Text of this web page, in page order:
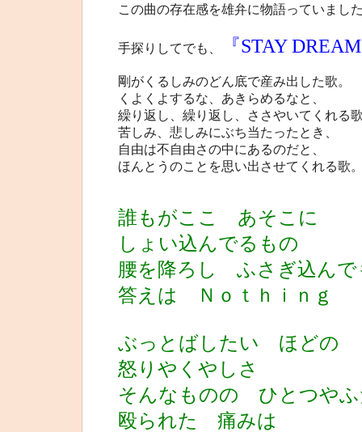
この曲の存在感を雄弁に物語っていまし
手探りしてでも、 『STAY
剛がくるしみのどん底で産み出した歌。
くよくよするな、あきらめるなと、
繰り返し、繰り返し、ささやいてくれる
苦しみ、悲しみにぶち当たったとき、
自由は不自由さの中にあるのだと、
ほんとうのことを思い出させてくれる歌
誰もがここ あそこに
しょい込んでるもの
腰を降ろし ふさぎ込んで
答えは Ｎｏｔｈｉｎｇ
ぶっとばしたい ほどの
怒りやくやしさ
そんなものの ひとつやふ
殴られた 痛みは